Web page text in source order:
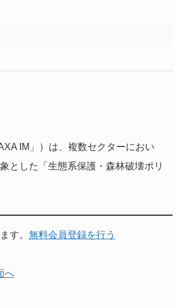
IM」）は、複数セクターにおい
とした「生態系保護・森林破壊ポリ
す。 無料会員登録を行う
へ